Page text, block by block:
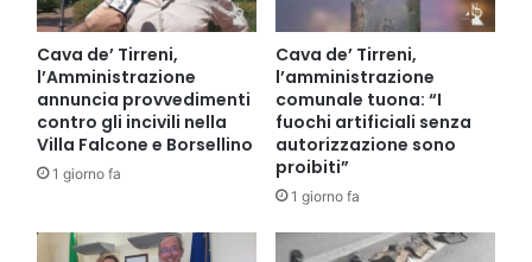
Cava de’ Tirreni,
l’Amministrazione
annuncia provvedimenti
contro gli incivili nella
Villa Falcone e Borsellino
1 giorno fa
Cava de’ Tirreni,
l’amministrazione
comunale tuona: “I
fuochi artificiali senza
autorizzazione sono
proibiti”
1 giorno fa